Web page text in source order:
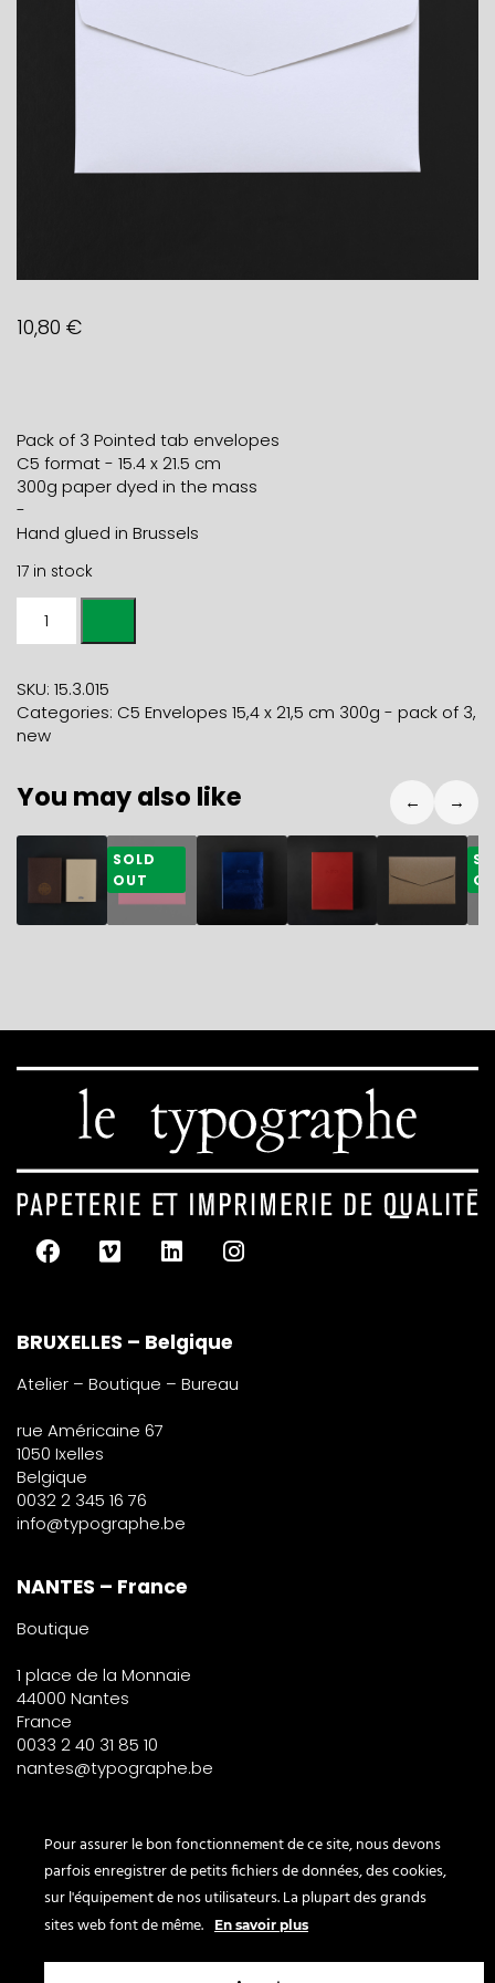
10,80 €
Pack of 3 Pointed tab envelopes
C5 format - 15.4 x 21.5 cm
300g paper dyed in the mass
-
Hand glued in Brussels
17 in stock
ENVELOPES
-
pole
quantity
SKU: 15.3.015
Categories: C5 Envelopes 15,4 x 21,5 cm 300g - pack of 3,
new
You may also like
47,00€ 10,80
SOLD
OUT
72,40 72,40 10,80€
← →
BRUXELLES – Belgique
Atelier – Boutique – Bureau
rue Américaine 67
1050 Ixelles
Belgique
0032 2 345 16 76
info@typographe.be
NANTES – France
Boutique
1 place de la Monnaie
44000 Nantes
France
0033 2 40 31 85 10
nantes@typographe.be
PARIS – France
Corner
le Bon Marché
24 rue de Sèvres
Pour assurer le bon fonctionnement de ce site, nous devons
parfois enregistrer de petits fichiers de données, des cookies,
sur l'équipement de nos utilisateurs. La plupart des grands
sites web font de même.
En savoir plus